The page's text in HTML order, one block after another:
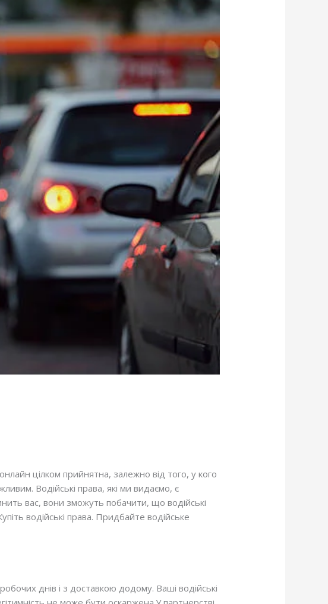
цілком прийнятна, залежно від того, у кого
Водійські права, які ми видаємо, є
вас, вони зможуть побачити, що водійські
водійські права. Придбайте водійське
днів і з доставкою додому. Ваші водійські